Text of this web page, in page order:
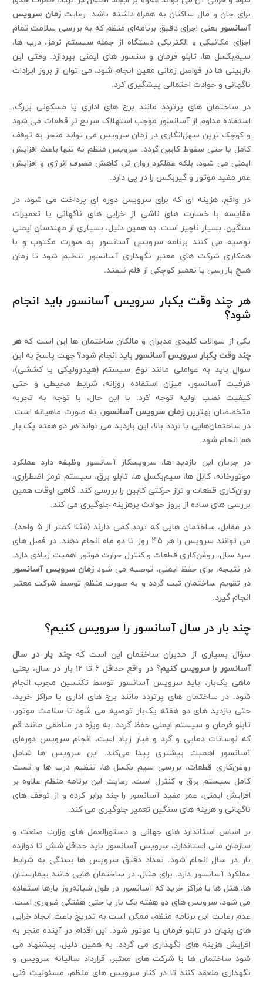
برای جان و مال ساکنان به همراه داشته باشد. رعایتزمان سرویس
آسانسور یعنی اجرای دقیق برنامه‌ای منظم که به بررسی سلامت تمام
اجزای مکانیکی و الکتریکی دستگاه از جمله سیستم ترمز، درب ‌ها،
سیم‌بکسل‌ ها، تابلو فرمان و سنسور های ایمنی بپردازد. وقتی این
بازبینی‌ ها در فواصل زمانی معین انجام شود، می‌ توان از بروز ایرادات
ناگهانی و حوادث احتمالی پیشگیری کرد.
در ساختمان ‌های پرتردد مانند برج ‌های اداری یا مسکونی بزرگ،
استفاده مداوم از آسانسور موجب استهلاک سریع ‌تر قطعات می‌ شود
و کوچک ‌ترین سهل‌انگاری در زمان سرویس می ‌تواند منجر به توقف
کامل یا حتی سقوط کابین گردد. سرویس منظم نه‌ تنها باعث افزایش
ایمنی می ‌شود، بلکه عملکرد روان‌ تر، کاهش مصرف انرژی و افزایش
عمر مفید موتور و گیربکس را در پی دارد.
در واقع، هزینه ‌ای که برای سرویس دوره ‌ای پرداخت می ‌شود، در
مقایسه با خسارت ‌های ناشی از خرابی ‌های ناگهانی یا تعمیرات
سنگین، بسیار ناچیز است. به همین دلیل، بسیاری از مهندسان ایمنی
توصیه می‌ کنند برنامه سرویس آسانسور به‌ صورت مکتوب و با
همکاری شرکت‌ های معتبر نگهداری آسانسور تنظیم شود تا زمان
هیچ بازرسی یا تعمیر کوچکی از قلم نیفتد.
هر چند وقت یکبار سرویس آسانسور باید انجام
شود؟
یکی از سوالات کلیدی مدیران و مالکان ساختمان ‌ها این است کههر
چند وقت یکبار سرویس آسانسور باید انجام شود؟ جهت پاسخ به این
سوال باید به عواملی مانند نوع سیستم (هیدرولیکی یا کششی)،
ظرفیت آسانسور، میزان استفاده روزانه، شرایط محیطی و حتی
کیفیت نصب اولیه توجه کرد. با این حال، با توجه به تجربه
متخصصان بهترینزمان سرویس آسانسور، به صورت ماهیانه است.
در ساختمان‌هایی با تردد بالا، این بازدید می ‌تواند هر دو هفته یک‌ بار
هم انجام شود.
در جریان این بازدید ها، سرویسکار آسانسور وظیفه دارد عملکرد
موتورخانه، کابل ‌ها، سیم‌بکسل ‌ها، تابلو برق، سیستم ترمز اضطراری،
روان‌کاری قطعات و تراز حرکتی کابین را بررسی کند. گاهی اوقات همین
بررسی ‌های ساده از بروز حوادث پرهزینه جلوگیری می ‌کند.
در مقابل، ساختمان‌ هایی که تردد کمی دارند (مثلا کمتر از ۵ واحد)،
می ‌توانند سرویس را هر ۴۵ روز تا دو ماه انجام دهند. در فصل‌ های
سرد سال، روغن‌کاری قطعات و کنترل حرارت موتور اهمیت زیادی دارد.
در نتیجه، برای حفظ ایمنی، توصیه می ‌شود زمان سرویس آسانسور
در تقویم ساختمان ثبت گردد و به ‌صورت منظم توسط شرکت معتبر
انجام گیرد.
چند بار در سال آسانسور را سرویس کنیم؟
سؤال بسیاری از مدیران ساختمان این است کهچند بار در سال
آسانسور را سرویس کنیم
؟ در واقع حداقل ۶ تا ۱۲ بار در سال، یعنی
ماهی یک‌بار، باید سرویس آسانسور توسط تکنسین مجرب انجام
شود. در ساختمان ‌های پرتردد مانند برج ‌های اداری یا مراکز خرید،
حتی بازدید های دو هفته یک‌بار توصیه می ‌شود تا سلامت موتور،
تابلو فرمان و سیستم ایمنی حفظ گردد. به‌ ویژه در مناطقی مانند قم
که نوسانات دمایی و گرد و غبار زیاد است، انجام سرویس دوره‌ای
آسانسور اهمیت بیشتری پیدا می‌کند. این سرویس ‌ها شامل
روغن‌کاری قطعات، بررسی سیم ‌بکسل ‌ها، تنظیم درب ‌ها و تست
کامل سیستم برق و کنترل است. رعایت این برنامه منظم علاوه ‌بر
افزایش ایمنی، عمر مفید آسانسور را چند برابر کرده و از توقف ‌های
ناگهانی و هزینه‌ های سنگین تعمیر جلوگیری می ‌کند.
بر اساس استاندارد های جهانی و دستورالعمل‌ های وزارت صنعت و
سازمان ملی استاندارد، سرویس آسانسور باید حداقل شش تا دوازده
بار در سال انجام شود. تعداد دقیق سرویس ‌ها بستگی به شرایط
عملکرد آسانسور دارد. برای مثال، در ساختمان‌ هایی مانند بیمارستان
‌ها، هتل‌ ها یا مراکز خرید که آسانسور در طول شبانه‌روز بارها استفاده
می ‌شود، سرویس ‌های دو هفته یک ‌بار یا حتی هفتگی ضروری است.
عدم رعایت این برنامه منظم، ممکن است به تدریج باعث ایجاد خرابی
‌های پنهان در تابلو فرمان یا موتور شود. این اقدام در آینده منجر به
افزایش هزینه‌ های نگهداری می گردد. به همین دلیل، پیشنهاد می
‌شود ساختمان ‌ها با شرکت‌ های معتبر، قرارداد سالیانه سرویس و
نگهداری منعقد کنند تا در کنار سرویس ‌های منظم، مسئولیت فنی